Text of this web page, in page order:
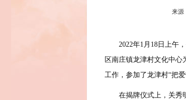
来源
2022年1月18日上午，
区南庄镇龙津村文化中
工作，参加了龙津村“把
在揭牌仪式上，关秀明